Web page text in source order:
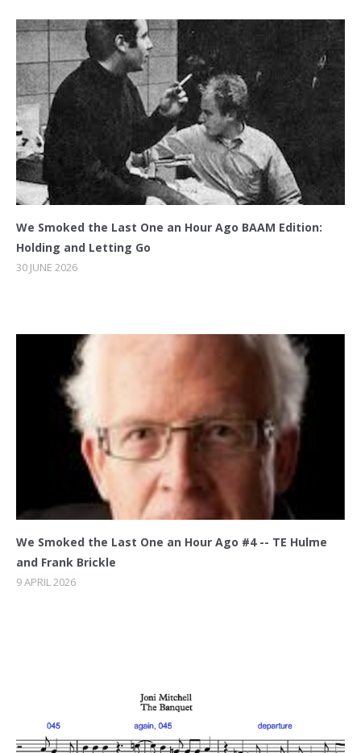
We Smoked the Last One an Hour Ago BAAM Edition:
Holding and Letting Go
30 JUNE 2026
We Smoked the Last One an Hour Ago #4 -- TE Hulme
and Frank Brickle
9 APRIL 2026